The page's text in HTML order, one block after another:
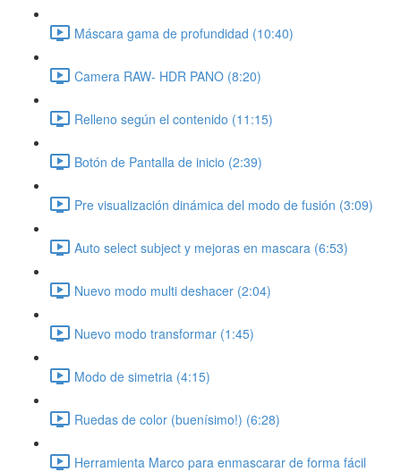
Máscara gama de profundidad (10:40)
Camera RAW- HDR PANO (8:20)
Relleno según el contenido (11:15)
Botón de Pantalla de inicio (2:39)
Pre visualización dinámica del modo de fusión (3:09)
Auto select subject y mejoras en mascara (6:53)
Nuevo modo multi deshacer (2:04)
Nuevo modo transformar (1:45)
Modo de simetria (4:15)
Ruedas de color (buenísimo!) (6:28)
Herramienta Marco para enmascarar de forma fácil